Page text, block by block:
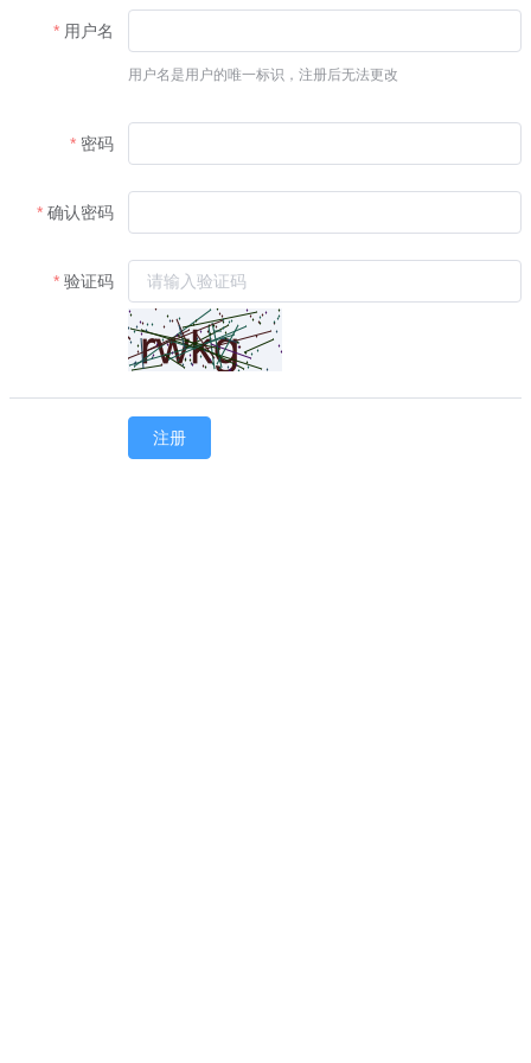
用户名
用户名是用户的唯一标识，注册后无法更改
密码
确认密码
验证码
注册